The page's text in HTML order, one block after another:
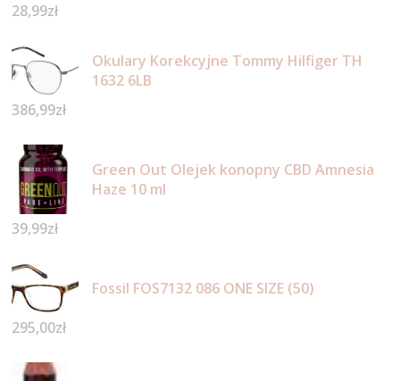
28,99zł
Okulary Korekcyjne Tommy Hilfiger TH
1632 6LB
386,99zł
Green Out Olejek konopny CBD Amnesia
Haze 10 ml
39,99zł
Fossil FOS7132 086 ONE SIZE (50)
295,00zł